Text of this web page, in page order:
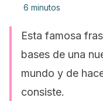
6 minutos
Esta famosa
bases de una
mundo y de
consiste.